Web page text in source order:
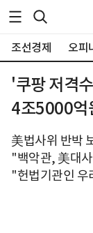
조선경제 오피
'쿠팡 저격
4조5000억
美법사위 반박
"백악관, 美대
"헌법기관인 우